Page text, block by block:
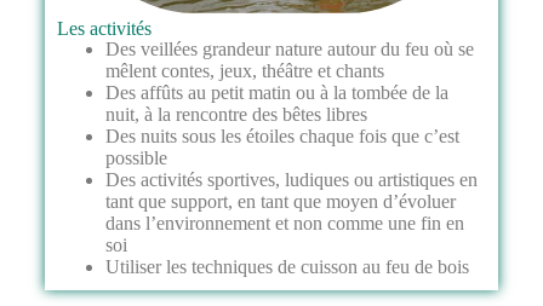
Les activités
Des veillées grandeur nature autour du feu où se
mêlent contes, jeux, théâtre et chants
Des affûts au petit matin ou à la tombée de la
nuit, à la rencontre des bêtes libres
Des nuits sous les étoiles chaque fois que c’est
possible
Des activités sportives, ludiques ou artistiques en
tant que support, en tant que moyen d’évoluer
dans l’environnement et non comme une fin en
soi
Utiliser les techniques de cuisson au feu de bois